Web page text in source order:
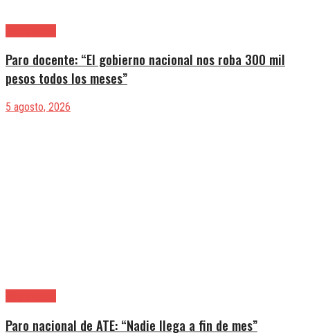
Paro docente: “El gobierno nacional nos roba 300 mil
pesos todos los meses”
5 agosto, 2026
Paro nacional de ATE: “Nadie llega a fin de mes”